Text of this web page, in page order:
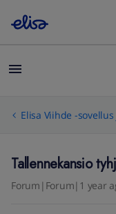
Elisa Viihde -
Tallennekansio
Forum|Forum|1 year